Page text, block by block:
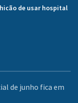
de usar hospital
de junho fica em